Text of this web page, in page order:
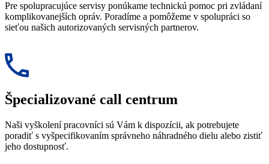
Pre spolupracujúce servisy ponúkame technickú pomoc pri zvládaní
komplikovanejších opráv. Poradíme a pomôžeme v spolupráci so
sieťou našich autorizovaných servisných partnerov.
Špecializované call centrum
Naši vyškolení pracovníci sú Vám k dispozícii, ak potrebujete
poradiť s vyšpecifikovaním správneho náhradného dielu alebo zistiť
jeho dostupnosť.